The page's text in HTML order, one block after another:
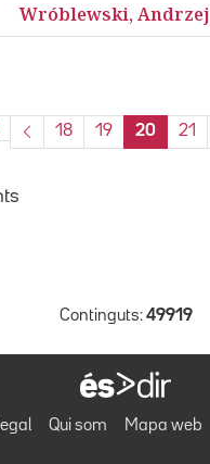
Wróblewski, Andrzej
18 19 20 21
Continguts: 49919
Qui som Mapa web